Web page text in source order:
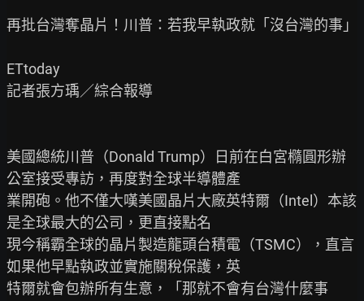
再批台灣奪晶片！川普：若我早執政就「沒台灣的事」
ETtoday
記者張方瑀／綜合報導
美國總統川普（Donald Trump）日前在白宮橢圓形辦
公室接受專訪，再度對全球半導體產
業開砲。他不僅大嘆美國晶片大廠英特爾（Intel）本該
是全球最大的公司，更直接點名
現今稱霸全球的晶片製造龍頭台積電（TSMC），直言
如果他早點執政並實施關稅保護，英
特爾就會包辦所有生意，「那就不會有台灣什麼事